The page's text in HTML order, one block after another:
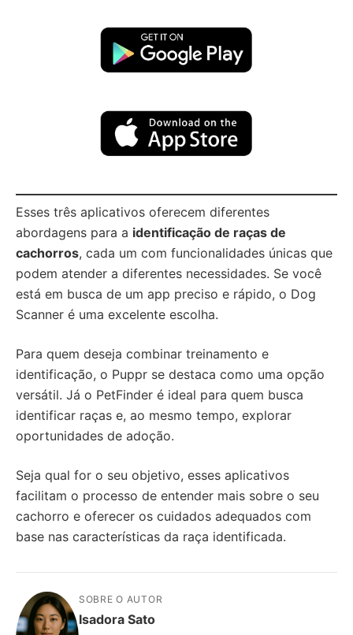
Esses três aplicativos oferecem diferentes
abordagens para a identificação de raças de
cachorros, cada um com funcionalidades únicas que
podem atender a diferentes necessidades. Se você
está em busca de um app preciso e rápido, o Dog
Scanner é uma excelente escolha.
Para quem deseja combinar treinamento e
identificação, o Puppr se destaca como uma opção
versátil. Já o PetFinder é ideal para quem busca
identificar raças e, ao mesmo tempo, explorar
oportunidades de adoção.
Seja qual for o seu objetivo, esses aplicativos
facilitam o processo de entender mais sobre o seu
cachorro e oferecer os cuidados adequados com
base nas características da raça identificada.
SOBRE O AUTOR
Isadora Sato